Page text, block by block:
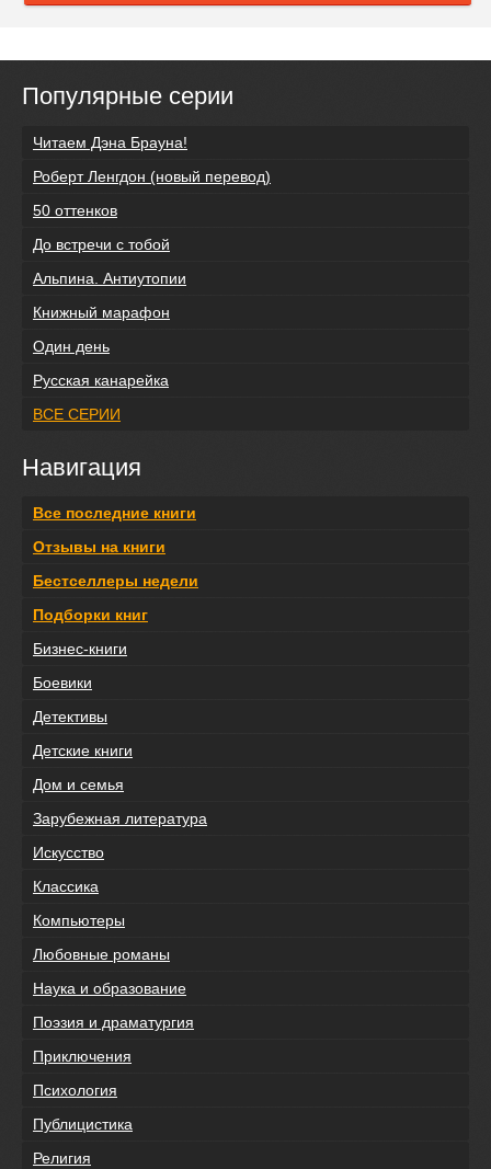
Популярные серии
Читаем Дэна Брауна!
Роберт Ленгдон (новый перевод)
50 оттенков
До встречи с тобой
Альпина. Антиутопии
Книжный марафон
Один день
Русская канарейка
ВСЕ СЕРИИ
Навигация
Все последние книги
Отзывы на книги
Бестселлеры недели
Подборки книг
Бизнес-книги
Боевики
Детективы
Детские книги
Дом и семья
Зарубежная литература
Искусство
Классика
Компьютеры
Любовные романы
Наука и образование
Поэзия и драматургия
Приключения
Психология
Публицистика
Религия